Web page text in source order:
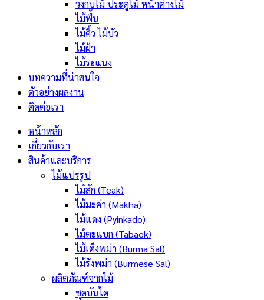
วงกบไม้ ประตูไม้ หน้าต่างไม้
ไม้พื้น
ไม้คิ้ว ไม้บัว
ไม้ฝ้า
ไม้ระแนง
บทความที่น่าสนใจ
ตัวอย่างผลงาน
ติดต่อเรา
หน้าหลัก
เกี่ยวกับเรา
สินค้าและบริการ
ไม้แปรรูป
ไม้สัก (Teak)
ไม้มะค่า (Makha)
ไม้แดง (Pyinkado)
ไม้ตะแบก (Tabaek)
ไม้เต็งพม่า (Burma Sal)
ไม้รังพม่า (Burmese Sal)
ผลิตภัณฑ์จากไม้
ชุดบันได